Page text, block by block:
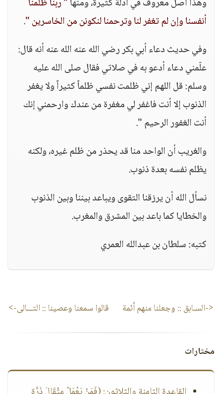
وهذا أصل معروف في أدلة كثيرة، ومنها" ربنا ظلمنا
أنفسنا وإن لم تغفر لنا وترحمنا لنكونن من الخاسرين ".
وفي حديث دعاء أبي بكر رضي الله عنه الله عنه أنه قال:
علّمني دعاء أدعو به في صلاتي فقال صلى الله عليه
وسلم: قل اللهم إني ظلمت نفسي ظلماً كثيراً ولا يغفر
الذنوب إلا أنت فاغفر لي مغفرة من عندك وارحمني إنك
أنت الغفور الرحيم ".
والغريب أن الواحد منا قد يحذر من ظلم غيره، ولكنه
يظلم نفسه بعدة ذنوب.
نسأل الله أن يرزقنا التقوى ويباعد بيننا وبين الذنوب
والخطايا كما باعد بين المشرق والمغرب.
كتبه: سلطان بن عبدالله العمري
<-السـابق :: وجعلنا منهم أئمة قالوا سمعنا وعصينا :: التـــالى->
مختارات